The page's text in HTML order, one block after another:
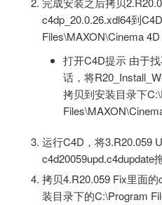
c4dp_20.0.26.xdl64到
Files\MAXON\Cinema
打开C4D提示 由于
话，将
拷贝到安装目录下
运行C4D，将3.R20.059
c4d20059upd.c4dupdate
拷贝4.R20.059 Fix里面
装目录下的C:\Program